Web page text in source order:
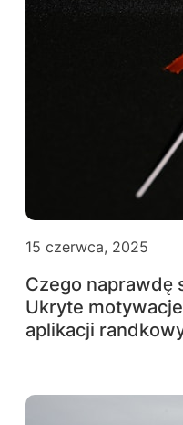
15 czerwca, 2025
Czego naprawdę
Ukryte
aplikacji